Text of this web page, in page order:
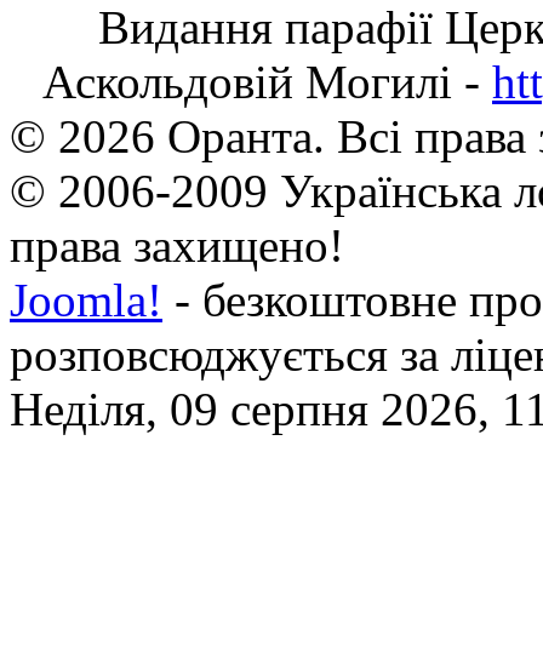
Видання парафії
Аскольдовій Могилі -
© 2026 Оранта. Всі
© 2006-2009 Українська
права захищено!
Joomla! - безкоштовне
розповсюджується за
Неділя, 09 серпня 2026,